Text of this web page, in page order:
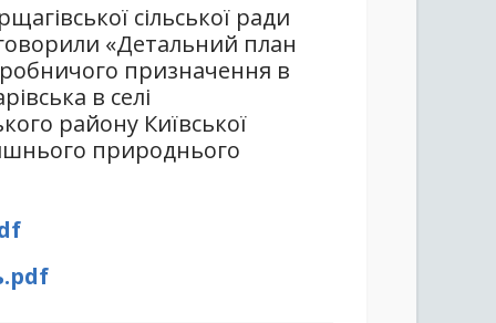
сільської ради
«Детальний план
призначення в
в селі
району Київської
природнього